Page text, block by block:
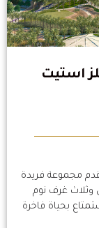
استيت
مجموعة فريدة
وثلاث غرف نوم
بحياة فاخرة